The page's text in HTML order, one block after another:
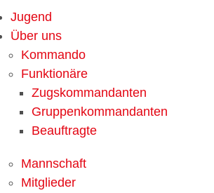
Jugend
Über uns
Kommando
Funktionäre
Zugskommandanten
Gruppenkommandanten
Beauftragte
Mannschaft
Mitglieder